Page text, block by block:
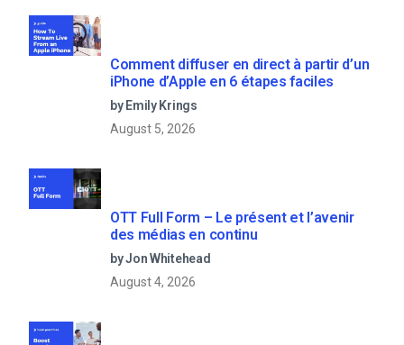
Comment diffuser en direct à partir d’un
iPhone d’Apple en 6 étapes faciles
by Emily Krings
August 5, 2026
OTT Full Form – Le présent et l’avenir
des médias en continu
by Jon Whitehead
August 4, 2026